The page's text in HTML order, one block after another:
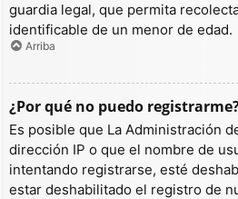
guardia legal, que permita
identificable de un menor de edad.
Arriba
¿Por qué no puedo
Es posible que La Administración
dirección IP o que el nombre de
intentando registrarse, esté
estar deshabilitado el registro de